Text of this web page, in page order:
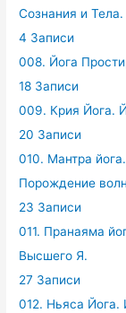
Сознания и Тела.
4 Записи
008. Йога
18 Записи
009. Крия Йога.
20 Записи
010. Мантра
Порождение
23 Записи
011. Пранаяма
Высшего Я.
27 Записи
012. Ньяса Йога.